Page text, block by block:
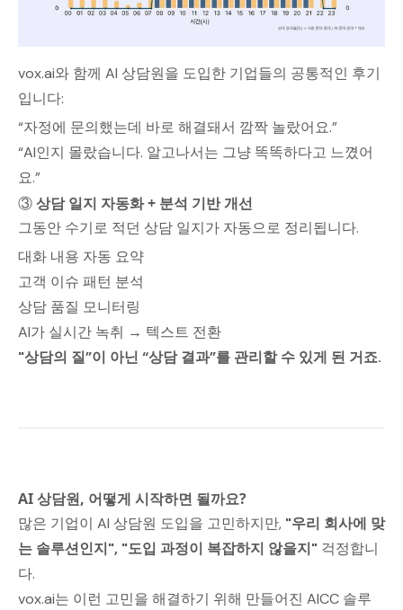
vox.ai와 함께 AI 상담원을 도입한 기업들의 공통적인 후기
입니다:
“자정에 문의했는데 바로 해결돼서 깜짝 놀랐어요.”
“AI인지 몰랐습니다. 알고나서는 그냥 똑똑하다고 느꼈어
요.”
③상담 일지 자동화 + 분석 기반 개선
그동안 수기로 적던 상담 일지가 자동으로 정리됩니다.
대화 내용 자동 요약
고객 이슈 패턴 분석
상담 품질 모니터링
AI가 실시간 녹취 → 텍스트 전환
"상담의 질”이 아닌 “상담 결과”를 관리할 수 있게 된 거죠.
AI 상담원, 어떻게 시작하면 될까요?
많은 기업이 AI 상담원 도입을 고민하지만, "우리 회사에 맞
는 솔루션인지", "도입 과정이 복잡하지 않을지" 걱정합니
다.
vox.ai는 이런 고민을 해결하기 위해 만들어진 AICC 솔루